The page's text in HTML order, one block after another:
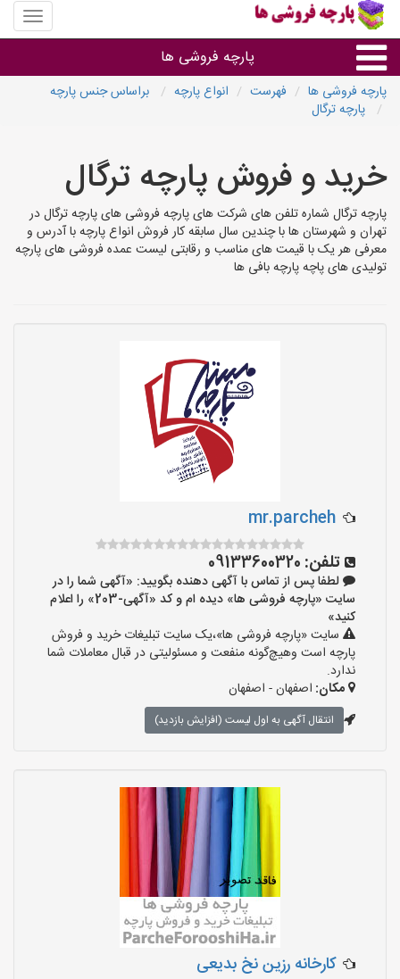
منوی
سایت
فروشی
پارچه فروشی ها
پارچه براساس رنگ طرح و کاربرد
پارچه فروشی های هر شهر
پارچه فروشی ها فهرست انواع پارچه
براساس جنس پارچه
پارچه ترگال
خرید و فروش پارچه ترگال
پارچه ترگال شماره تلفن های شرکت های پارچه فروشی های پارچه ترگال در
تهران و شهرستان ها با چندین سال سابقه کار فروش انواع پارچه با آدرس و
معرفی هر یک با قیمت های مناسب و رقابتی لیست عمده فروشی های پارچه
تولیدی های پاچه پارچه بافی ها
mr.parcheh
تلفن: 09133600320
لطفا پس از تماس با آگهی دهنده بگویید: «آگهی شما را در
سایت «پارچه فروشی ها» دیده ام و کد «آگهی-203» را اعلام
کنید»
سایت «پارچه فروشی ها»،یک سایت تبلیغات خرید و فروش
پارچه است وهیچ‌گونه منفعت و مسئولیتی در قبال معاملات شما
ندارد.
مکان: اصفهان - اصفهان
انتقال آگهی به اول لیست (افزایش بازدید)
کارخانه رزین نخ بدیعی